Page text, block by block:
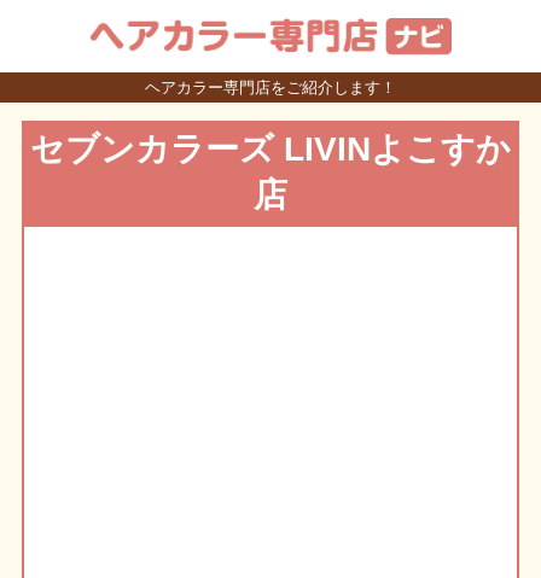
ヘアカラー専門店をご紹介します！
セブンカラーズ LIVINよこすか
店